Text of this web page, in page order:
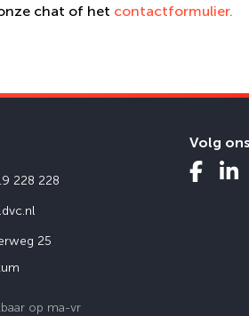
chat of het contactformulier.
228 228
25
op ma-vr
Volg